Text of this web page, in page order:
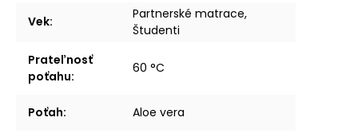
Vek:
Partnerské matrace,
Študenti
Prateľnosť
poťahu:
60 °C
Poťah: Aloe vera